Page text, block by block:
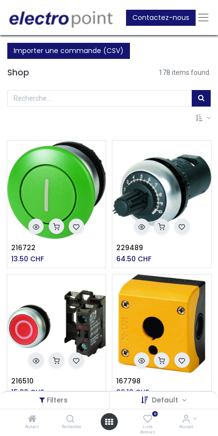
Filters Default
Accueil Rechercher
0
Liste
d'envies
Account
Contactez-nous
Importer une commande (CSV)
Shop 178 items found.
216722
13.50 CHF
229489
64.50 CHF
216510
15.80CHF
167798
26.10CHF